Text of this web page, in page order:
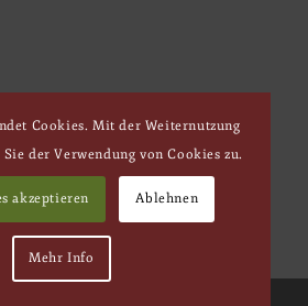
Cookies. Mit der Weiternutzung
der Verwendung von Cookies zu.
akzeptieren Ablehnen
Mehr Info